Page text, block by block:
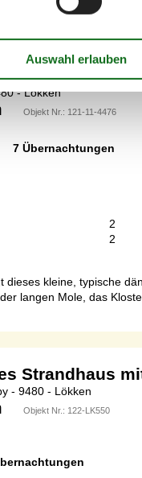
mit Meerblick
- Lökken
Objekt Nr.: 121-11-4476
7 Übernachtungen
2
2
kleine, typische
langen Mole, das
Strandhaus
- 9480 - Lökken
Objekt Nr.: 122-LK550